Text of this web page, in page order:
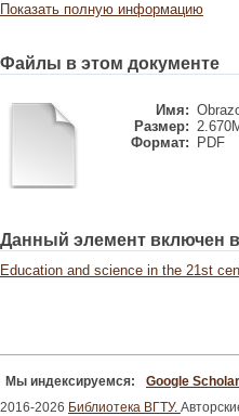
Показать полную информацию
Файлы в этом документе
Имя:
Размер:
Формат:
PDF
Данный элемент включен
Education and science in the 21st
Мы индексируемся: Google Scholar
2016-2026 Библиотека ВГТУ.